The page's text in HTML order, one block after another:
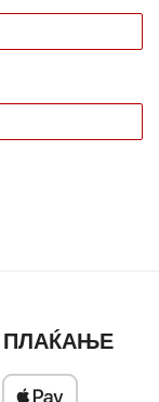
ПЛАЌАЊЕ